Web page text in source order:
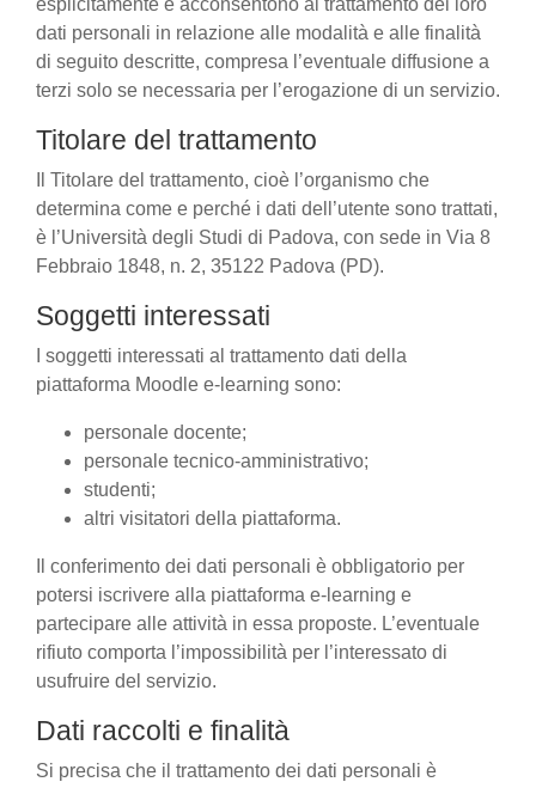
esplicitamente e acconsentono al trattamento dei loro
dati personali in relazione alle modalità e alle finalità
di seguito descritte, compresa l’eventuale diffusione a
terzi solo se necessaria per l’erogazione di un servizio.
Titolare del trattamento
Il Titolare del trattamento, cioè l’organismo che
determina come e perché i dati dell’utente sono trattati,
è l’Università degli Studi di Padova, con sede in Via 8
Febbraio 1848, n. 2, 35122 Padova (PD).
Soggetti interessati
I soggetti interessati al trattamento dati della
piattaforma Moodle e-learning sono:
personale docente;
personale tecnico-amministrativo;
studenti;
altri visitatori della piattaforma.
Il conferimento dei dati personali è obbligatorio per
potersi iscrivere alla piattaforma e-learning e
partecipare alle attività in essa proposte. L’eventuale
rifiuto comporta l’impossibilità per l’interessato di
usufruire del servizio.
Dati raccolti e finalità
Si precisa che il trattamento dei dati personali è